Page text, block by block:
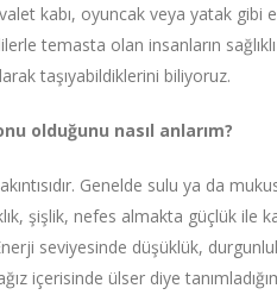
kabı, oyuncak veya yatak gibi
temasta olan insanların
taşıyabildiklerini biliyoruz.
olduğunu nasıl anlarım?
Genelde sulu ya da
şişlik, nefes almakta güçlük ile
seviyesinde düşüklük,
içerisinde ülser diye